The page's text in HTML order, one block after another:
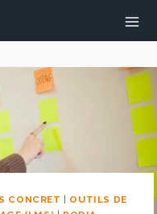
CONCRET | OUTILS DE